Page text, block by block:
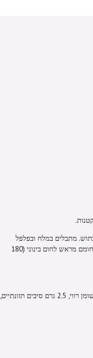
מתבלים במלח ובפלפל
ומעבירים לתבנית חסינת אש. מניחים למעל האת גבעולי הרוזמרין. אופים בתנור שחומם מראש לחום בינוני (180
155 קלוריות, 23 גרם פחמימות, 3 גרם חלבונים, 5 גרם שומנים, מתוכם 0.75 גרם שומן רווי, 2.5 גרם סיבים תזונתיים,